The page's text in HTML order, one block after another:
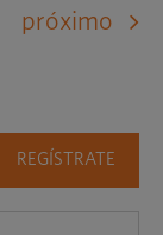
próximo